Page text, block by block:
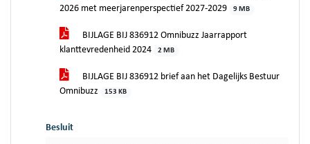
2026 met meerjarenperspectief 2027-2029
9 MB
BIJLAGE BIJ 836912 Omnibuzz Jaarrapport
klanttevredenheid 2024
2 MB
BIJLAGE BIJ 836912 brief aan het Dagelijks Bestuur
Omnibuzz
153 KB
Besluit